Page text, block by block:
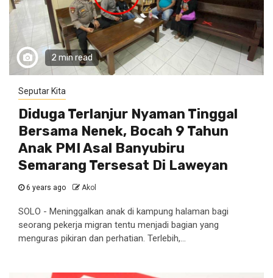
2 min read
Seputar Kita
Diduga Terlanjur Nyaman Tinggal
Bersama Nenek, Bocah 9 Tahun
Anak PMI Asal Banyubiru
Semarang Tersesat Di Laweyan
6 years ago Akol
SOLO - Meninggalkan anak di kampung halaman bagi
seorang pekerja migran tentu menjadi bagian yang
menguras pikiran dan perhatian. Terlebih,...